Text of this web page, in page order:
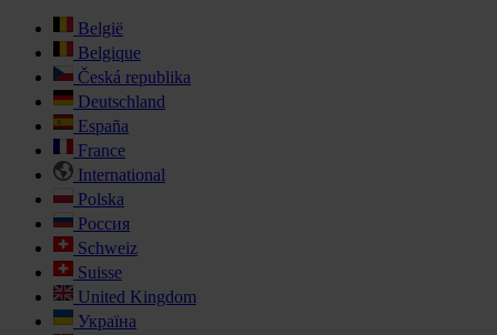
België
Belgique
Česká republika
Deutschland
España
France
International
Polska
Россия
Schweiz
Suisse
United Kingdom
Україна